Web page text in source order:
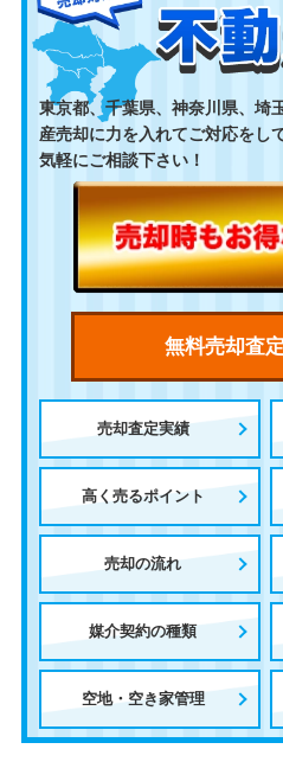
東京都、千葉県、神奈川県、埼
産売却に力を入れてご対応をし
気軽にご相談下さい！
無料売却査
売却査定実績
高く売るポイント
売却の流れ
媒介契約の種類
空地・空き家管理